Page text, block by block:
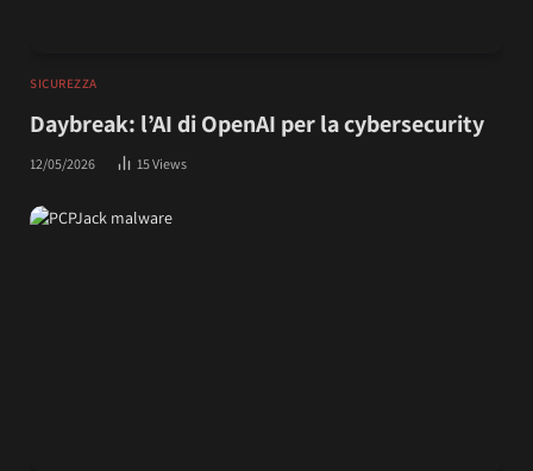
SICUREZZA
Daybreak: l’AI di OpenAI per la cybersecurity
12/05/2026 15Views